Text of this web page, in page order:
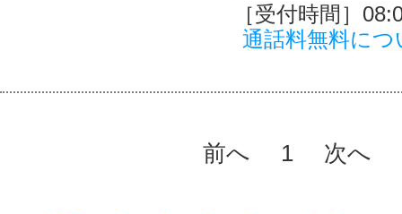
［受付時間］
通話料無料につ
前へ 1 次へ